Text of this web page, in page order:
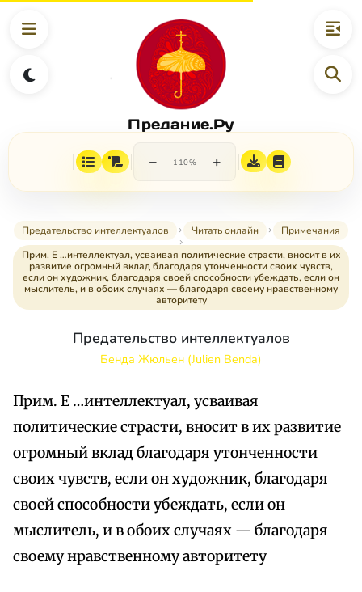
Предание.Ру
− 110% +
Предательство интеллектуалов Читать онлайн
Примечания
Прим. Е …интеллектуал, усваивая политические страсти, вносит в их
развитие огромный вклад благодаря утонченности своих чувств,
если он художник, благодаря своей способности убеждать, если он
мыслитель, и в обоих случаях — благодаря своему нравственному
авторитету
Предательство интеллектуалов
Бенда Жюльен (Julien Benda)
Прим. Е …интеллектуал, усваивая
политические страсти, вносит в их развитие
огромный вклад благодаря утонченности
своих чувств, если он художник, благодаря
своей способности убеждать, если он
мыслитель, и в обоих случаях — благодаря
своему нравственному авторитету